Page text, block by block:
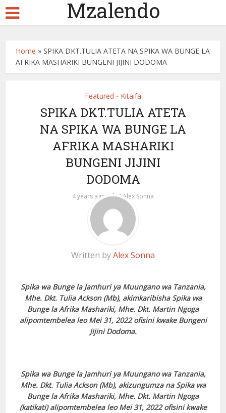
Mzalendo
Home »SPIKA DKT.TULIA ATETA NA SPIKA WA BUNGE LA
AFRIKA MASHARIKI BUNGENI JIJINI DODOMA
Featured • Kitaifa
SPIKA DKT.TULIA ATETA
NA SPIKA WA BUNGE LA
AFRIKA MASHARIKI
BUNGENI JIJINI
DODOMA
4 years ago by Alex Sonna
Written byAlex Sonna
Spika wa Bunge la Jamhuri ya Muungano wa Tanzania,
Mhe. Dkt. Tulia Ackson (Mb), akimkaribisha Spika wa
Bunge la Afrika Mashariki, Mhe. Dkt. Martin Ngoga
alipomtembelea leo Mei 31, 2022 ofisini kwake Bungeni
Jijini Dodoma.
Spika wa Bunge la Jamhuri ya Muungano wa Tanzania,
Mhe. Dkt. Tulia Ackson (Mb), akizungumza na Spika wa
Bunge la Afrika Mashariki, Mhe. Dkt. Martin Ngoga
(katikati) alipomtembelea leo Mei 31, 2022 ofisini kwake